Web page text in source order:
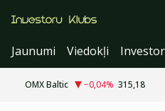
Jaunumi
Viedokļi
OMX Baltic −0,04% 315,18